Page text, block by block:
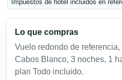
Impuestos de hotel incluidos en
Lo que compras
Vuelo redondo de
Cabos Blanco, 3 noches, 1
plan Todo incluido.